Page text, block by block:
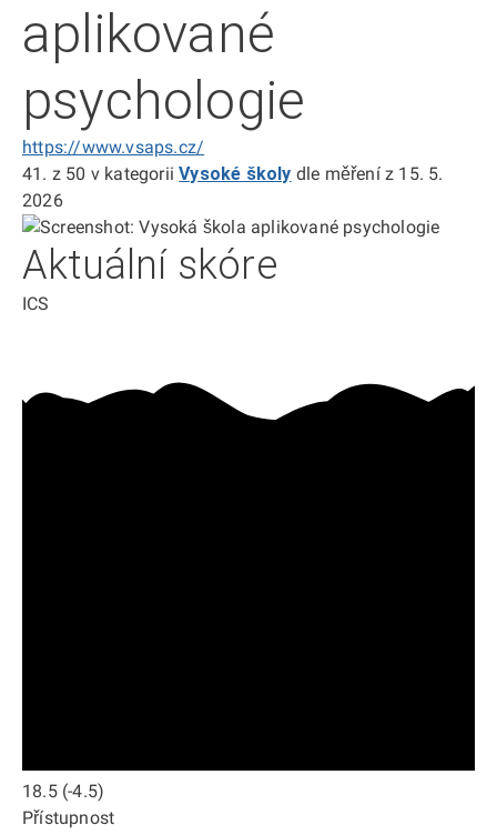
aplikované
psychologie
https://www.vsaps.cz/
41. z 50 v kategoriiVysoké školy dle měření z 15. 5.
2026
Aktuální skóre
ICS
18.5 (-4.5)
Přístupnost